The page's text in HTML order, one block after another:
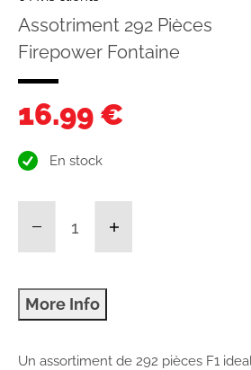
Assotriment 292 Pièces
Firepower Fontaine
16.99 €
En stock
Un assortiment de 292 pièces F1